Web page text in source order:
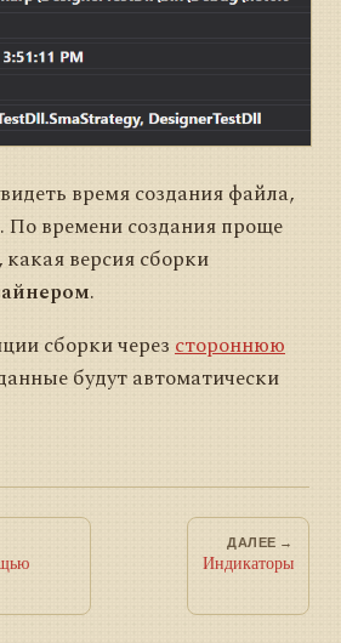
время создания файла,
По времени создания проще
какая версия сборки
.
сборки черезстороннюю
будут автоматически
ДАЛЕЕ →
Индикаторы